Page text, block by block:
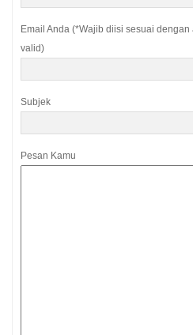
Email Anda (*Wajib diisi sesuai
valid)
Subjek
Pesan Kamu